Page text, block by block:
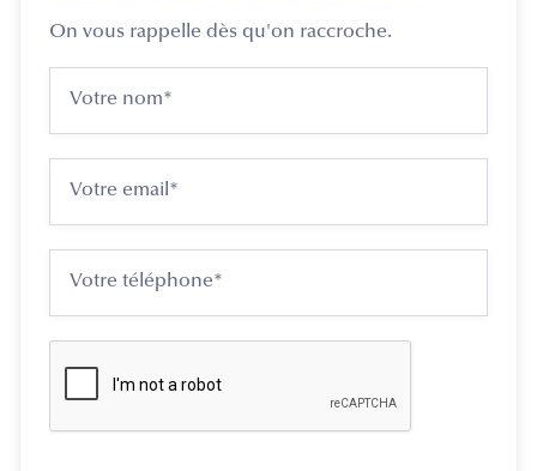
On vous rappelle dès qu'on raccroche.